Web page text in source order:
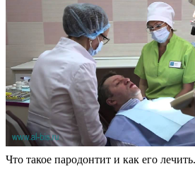
Что такое пародонтит и как его